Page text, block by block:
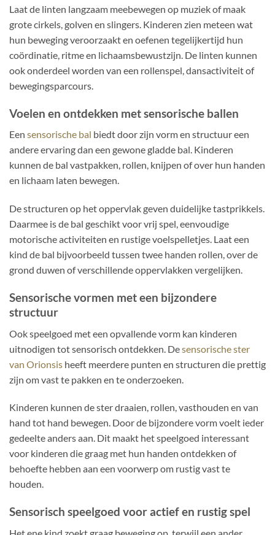
Laat de linten langzaam meebewegen op muziek of maak
grote cirkels, golven en slingers. Kinderen zien meteen wat
hun beweging veroorzaakt en oefenen tegelijkertijd hun
coördinatie, ritme en lichaamsbewustzijn. De linten kunnen
ook onderdeel worden van een rollenspel, dansactiviteit of
bewegingsparcours.
Voelen en ontdekken met sensorische ballen
Een sensorische bal biedt door zijn vorm en structuur een
andere ervaring dan een gewone gladde bal. Kinderen
kunnen de bal vastpakken, rollen, knijpen of over hun handen
en lichaam laten bewegen.
De structuren op het oppervlak geven duidelijke tastprikkels.
Daarmee is de bal geschikt voor vrij spel, eenvoudige
motorische activiteiten en rustige voelspelletjes. Laat een
kind de bal bijvoorbeeld tussen twee handen rollen, over de
grond duwen of verschillende oppervlakken vergelijken.
Sensorische vormen met een bijzondere
structuur
Ook speelgoed met een opvallende vorm kan kinderen
uitnodigen tot sensorisch ontdekken. Desensorische ster
van Orionsis heeft meerdere punten en structuren die prettig
zijn om vast te pakken en te onderzoeken.
Kinderen kunnen de ster draaien, rollen, vasthouden en van
hand tot hand bewegen. Door de bijzondere vorm voelt ieder
gedeelte anders aan. Dit maakt het speelgoed interessant
voor kinderen die graag met hun handen ontdekken of
behoefte hebben aan een voorwerp om rustig vast te
houden.
Sensorisch speelgoed voor actief en rustig spel